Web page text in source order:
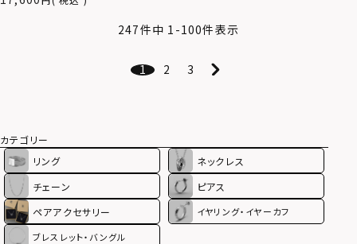
247件中 1 -100件表示
1 2 3
カテゴリー
リング
ネックレス
チェーン
ピアス
ペアアクセサリー
イヤリング・イヤーカフ
ブレスレット・バングル